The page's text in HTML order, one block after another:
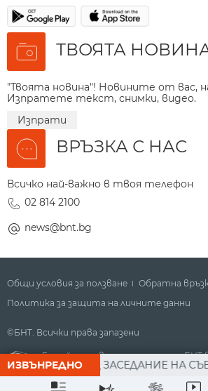
ТВОЯТА
"Твоята новина"! Новините от вас,
Изпратете текст, снимки, видео.
Изпрати
ВРЪЗКА С НАС
Всичко най-важно в твоя телефон
02 814 2100
news@bnt.bg
ИЗВЪНРЕДНО
СЛЕД ЗАСЕДАНИЕ НА СЪВЕТА
Общи условия за ползване Обратна
Политика за защита на личните данни
©БНТ. Всички права запазени
Гледайте новините за деня на